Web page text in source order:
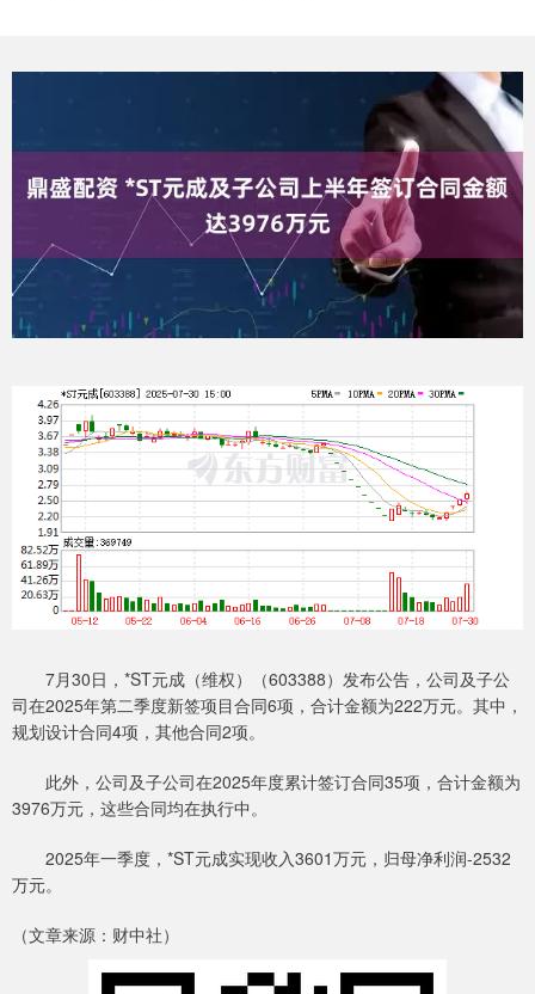
7月30日，*ST元成（维权）（603388）发布公告，公司及子公
司在2025年第二季度新签项目合同6项，合计金额为222万元。其中，
规划设计合同4项，其他合同2项。
此外，公司及子公司在2025年度累计签订合同35项，合计金额为
3976万元，这些合同均在执行中。
2025年一季度，*ST元成实现收入3601万元，归母净利润-2532
万元。
（文章来源：财中社）